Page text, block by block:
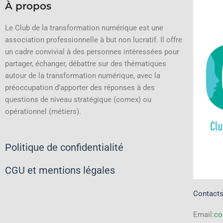
À propos
Le Club de la transformation numérique est une
association professionnelle à but non lucratif.
Il offre
un cadre convivial à des personnes intéressées pour
partager, échanger, débattre sur des thématiques
autour de la transformation numérique, avec la
préoccupation d’apporter des réponses à des
questions de niveau stratégique (comex) ou
opérationnel (métiers).
Politique de confidentialité
CGU et mentions légales
Contacts
Email: